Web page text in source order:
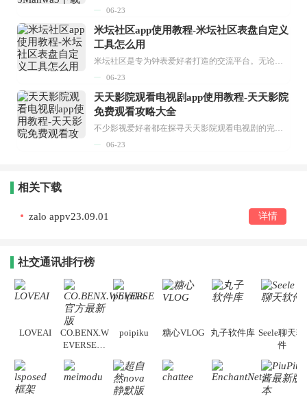
06-23
米坛社区app使用教程-米坛社区表盘自定义
工具怎么用
米坛社区是专为钟表爱好者打造的交流平台。无论你是初涉钟表领域的普通爱好者，还是拥有多年收藏经验的资深玩家，都能在此找到属于自己的天地。 无需注册，就能轻松参与其中。通过专业的讨论论坛与丰富的交互功能，你可与世界各地的钟表爱好者畅快交流。若你钟情于钟表，米坛社区无疑是值得一试的理想之选。在这里，你能获取最新的手表资讯，交流见解，提升鉴赏品味，让每一块手表都成为收藏故事中重要的一部分。感兴趣的朋友，不要错过下载机会。...
06-23
天天影院观看电视剧app使用教程-天天影院
免费观看攻略大全
不少影视爱好者都在探寻天天影院观看电视剧的完整方法，结合最新平台使用规则，本篇新手入门攻略全面讲解观看渠道、检索流程、播放设置以及画面模式调整等实用内容。全文适配手机、电脑等主流设备，步骤简洁易懂，无论是初次使用的新手，还是想要优化观影体验的用户，都能参照内容快速上手，熟练掌握平台各项操作技巧，轻松畅享影视内容。...
06-23
相关下载
zalo appv23.09.01 详情
社交通讯排行榜
LOVEAI
CO.BENX.W
EVERSE官
方最新版
poipiku 糖心VLOG 丸子软件库 Seele聊天软
件